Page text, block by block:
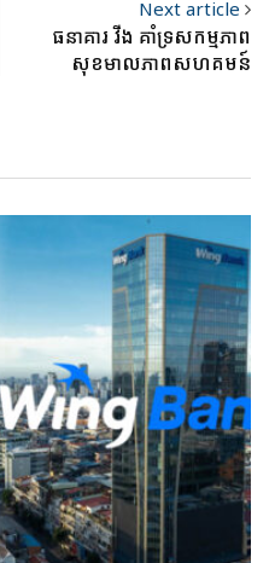
Next article
ធនាគារ វីង គាំទ្រសកម្មភាព​
សុខមាលភាពសហគមន៍